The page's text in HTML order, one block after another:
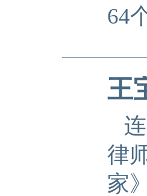
64
王
律
家